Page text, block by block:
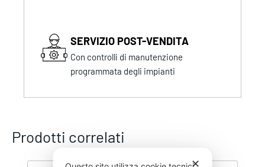
SERVIZIO POST-VENDITA
Con controlli di manutenzione
programmata degli impianti
Prodotti correlati
✕